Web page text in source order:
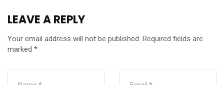
LEAVE A REPLY
Your email address will not be published. Required fields are
marked *